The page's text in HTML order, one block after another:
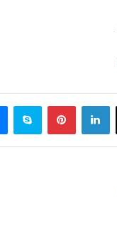
LinkedIn
Pinterest